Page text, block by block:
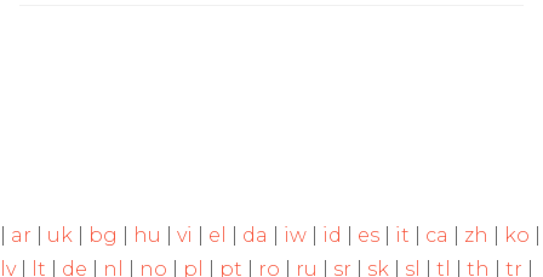
ar uk bg hu vi el da iw id es it ca zh ko
lv| lt de nl no pl pt ro ru sr sk sl tl th tr